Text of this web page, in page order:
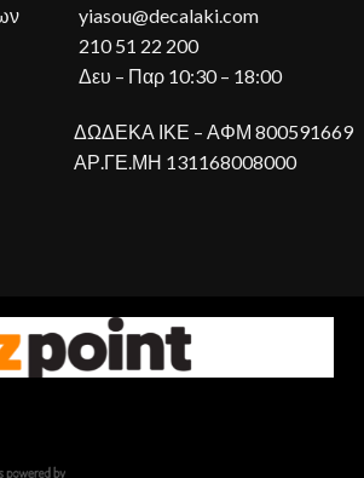
yiasou@decalaki.com
210 51 22 200
Δευ – Παρ 10:30 – 18:00
ΔΩΔΕΚΑ ΙΚΕ – ΑΦΜ 800591669
ΑΡ.ΓΕ.ΜΗ 131168008000